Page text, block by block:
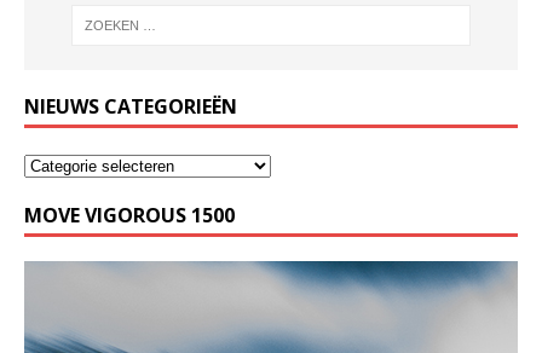
NIEUWS CATEGORIEËN
MOVE VIGOROUS 1500